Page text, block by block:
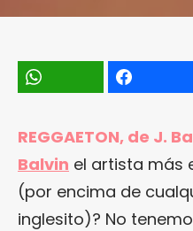
REGGAETON, de J.
Balvin el artista más
(por encima de
inglesito)? No